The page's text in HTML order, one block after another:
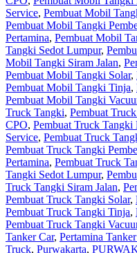
Service, Pembuat Mobil
Pembuat Mobil Tangki
Pertamina, Pembuat Mobil
Tangki Sedot Lumpur,
Mobil Tangki Siram Jalan,
Pembuat Mobil Tangki Solar,
Pembuat Mobil Tangki Tinja,
Pembuat Mobil Tangki
Truck Tangki, Pembuat
CPO, Pembuat Truck Tangki
Service, Pembuat Truck
Pembuat Truck Tangki
Pertamina, Pembuat Truck
Tangki Sedot Lumpur,
Truck Tangki Siram Jalan,
Pembuat Truck Tangki Solar,
Pembuat Truck Tangki Tinja,
Pembuat Truck Tangki
Tanker Car, Pertamina
Truck, Purwakarta,